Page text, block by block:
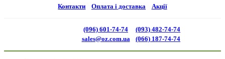
Контакти Оплата і доставка Акції
(096) 601-74-74
sales@oz.com.ua
(093) 482-74-74
(066) 187-74-74